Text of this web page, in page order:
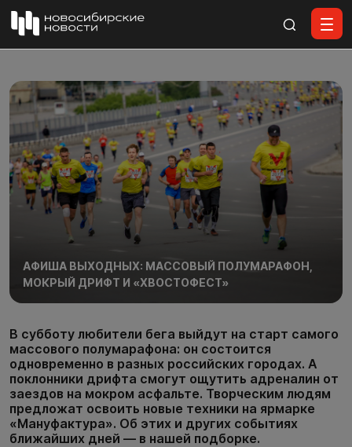
АФИША ВЫХОДНЫХ: МАССОВЫЙ ПОЛУМАРАФОН,
МОКРЫЙ ДРИФТ И «ХВОСТОФЕСТ»
В субботу любители бега выйдут на старт самого
массового полумарафона: он состоится
одновременно в разных российских городах. А
поклонники дрифта смогут ощутить адреналин от
заездов на мокром асфальте. Творческим людям
предложат освоить новые техники на ярмарке
«Мануфактура». Об этих и других событиях
ближайших дней — в нашей подборке.